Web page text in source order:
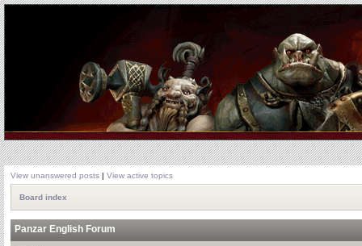
View unanswered posts | View active topics
Board index
Panzar English Forum